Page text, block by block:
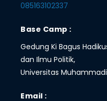
085163102337
Base Camp :
Gedung Ki Bagus
dan Ilmu Politik,
Universitas
Email :